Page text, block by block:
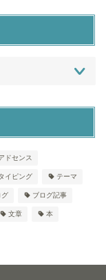
ドセンス
イピング テーマ
グ ブログ記事
文章 本